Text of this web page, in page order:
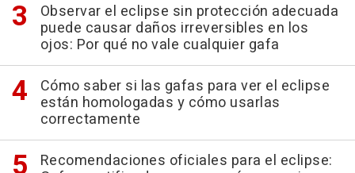
Observar el eclipse sin protección adecuada
puede causar daños irreversibles en los
ojos: Por qué no vale cualquier gafa
Cómo saber si las gafas para ver el eclipse
están homologadas y cómo usarlas
correctamente
Recomendaciones oficiales para el eclipse: